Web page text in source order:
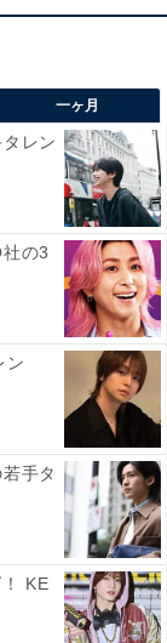
、「富士山が
といった声が
グ結果を見
一ヶ月
レン
の3
ン
手タ
KE